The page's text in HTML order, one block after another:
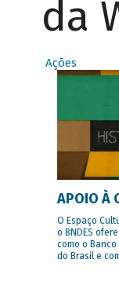
da
Ações
APOIO À
O Espaço
o BNDES
como o
do Brasil e